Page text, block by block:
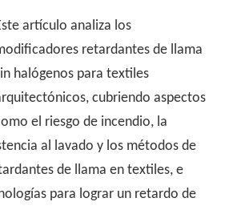
artículo analiza los
retardantes de llama
halógenos para textiles
cubriendo aspectos
el riesgo de incendio, la
al lavado y los métodos de
de llama en textiles, e
para lograr un retardo de